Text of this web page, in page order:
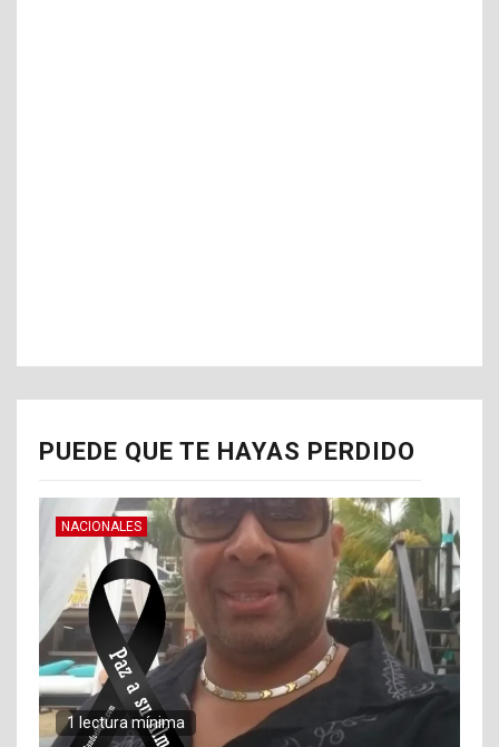
PUEDE QUE TE HAYAS PERDIDO
NACIONALES
1 lectura mínima